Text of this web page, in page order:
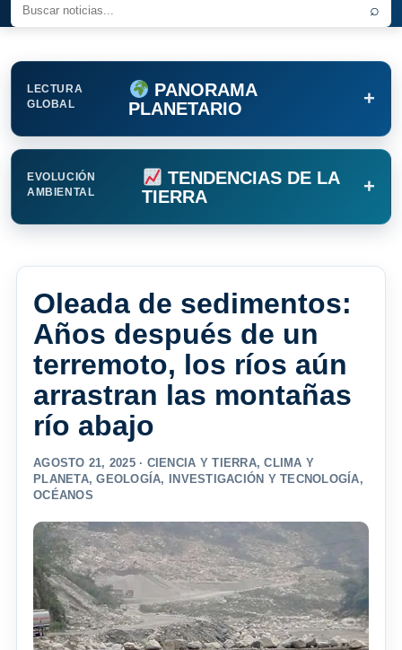
⌕
LECTURA
GLOBAL
PANORAMA
PLANETARIO
+
EVOLUCIÓN
AMBIENTAL
TENDENCIAS DE LA
TIERRA
+
Oleada de sedimentos:
Años después de un
terremoto, los ríos aún
arrastran las montañas
río abajo
AGOSTO 21, 2025 · CIENCIA Y TIERRA,CLIMA Y
PLANETA,GEOLOGÍA, INVESTIGACIÓN Y TECNOLOGÍA,
OCÉANOS